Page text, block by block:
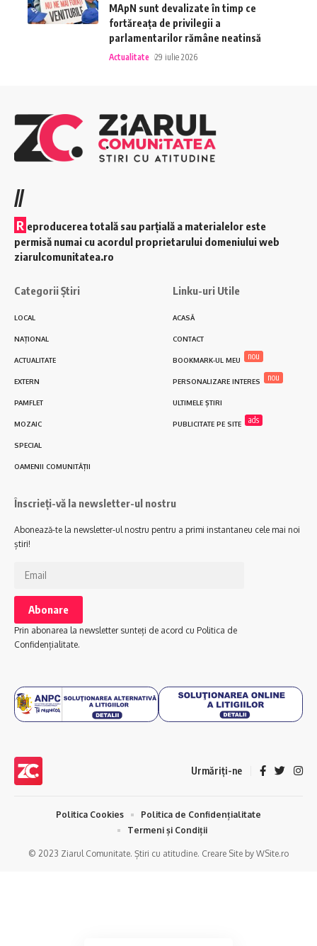
MApN sunt devalizate în timp ce
fortăreața de privilegii a
parlamentarilor rămâne neatinsă
Actualitate 29 iulie 2026
//
R eproducerea totală sau parțială a materialelor este
permisă numai cu acordul proprietarului domeniului web
ziarulcomunitatea.ro
Categorii Știri
LOCAL
NAȚIONAL
ACTUALITATE
EXTERN
PAMFLET
MOZAIC
SPECIAL
OAMENII COMUNITĂȚII
Linku-uri Utile
ACASĂ
CONTACT
BOOKMARK-UL MEU nou
PERSONALIZARE INTERES nou
ULTIMELE ȘTIRI
PUBLICITATE PE SITE ads
Înscrieți-vă la newsletter-ul nostru
Abonează-te la newsletter-ul nostru pentru a primi instantaneu cele mai noi
știri!
Prin abonarea la newsletter sunteți de acord cu Politica de
Confidențialitate.
Urmăriți-ne
© 2023 Ziarul Comunitate. Știri cu atitudine. Creare Site by WSite.ro
Politica Cookies
Politica de Confidențialitate
Termeni și Condiții